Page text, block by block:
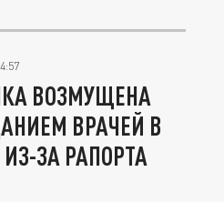
ВОЗМУЩЕНА
ВРАЧЕЙ В
ЗА РАПОРТА